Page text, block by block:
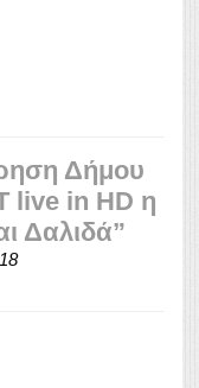
Δήμου
live in HD η
Δαλιδά”